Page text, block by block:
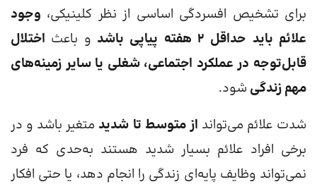
برای تشخیص افسردگی اساسی از نظر کلینیکی، وجود
علائم باید حداقل ۲ هفته پیاپی باشد
و باعث اختلال
قابل‌توجه در عملکرد اجتماعی، شغلی یا سایر زمینه‌های
مهم زندگی شود.
شدت علائم می‌تواند از متوسط تا شدید متغیر باشد و در
برخی افراد علائم بسیار شدید هستند به‌حدی که فرد
نمی‌تواند وظایف پایه‌ای زندگی را انجام دهد، یا حتی افکار